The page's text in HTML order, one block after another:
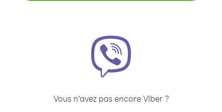
Vous n’avez pas encore Viber ?